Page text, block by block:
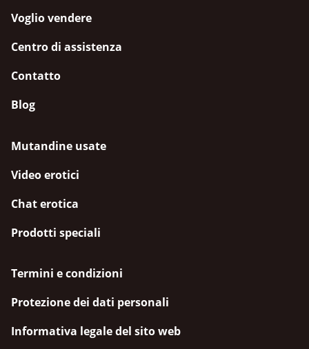
Voglio vendere
Centro di assistenza
Contatto
Blog
Mutandine usate
Video erotici
Chat erotica
Prodotti speciali
Termini e condizioni
Protezione dei dati personali
Informativa legale del sito web